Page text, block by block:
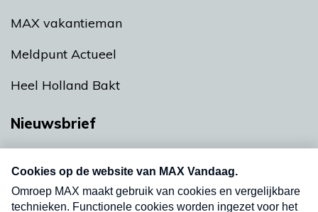
MAX vakantieman
Meldpunt Actueel
Heel Holland Bakt
Nieuwsbrief
nieuwsbrief. Elke vrijdag- en dinsdagochtend in
uw mailbox.